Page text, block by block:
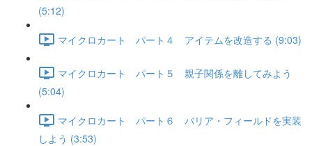
(5:12)
マイクロカート パート４ アイテムを改造する (9:03)
マイクロカート パート５ 親子関係を離してみよう
(5:04)
マイクロカート パート６ バリア・フィールドを実装
しよう (3:53)